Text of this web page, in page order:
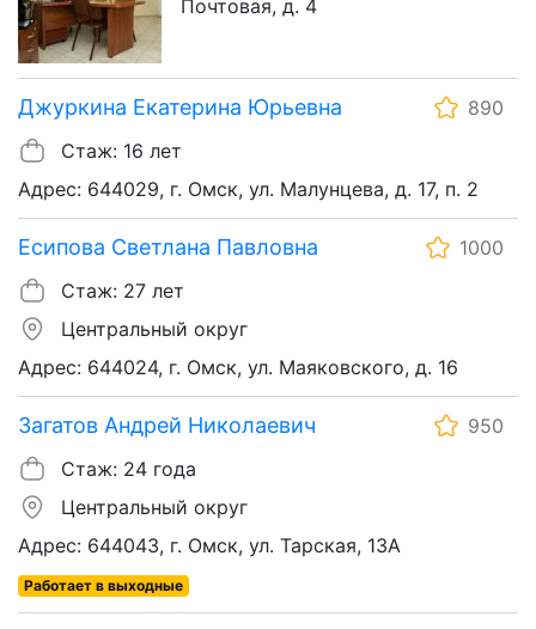
Почтовая, д. 4
Джуркина Екатерина Юрьевна
890
Стаж: 16 лет
Адрес: 644029, г. Омск, ул. Малунцева, д. 17, п. 2
Есипова Светлана Павловна
1000
Стаж: 27 лет
Центральный округ
Адрес: 644024, г. Омск, ул. Маяковского, д. 16
Загатов Андрей Николаевич
950
Стаж: 24 года
Центральный округ
Адрес: 644043, г. Омск, ул. Тарская, 13А
Работает в выходные